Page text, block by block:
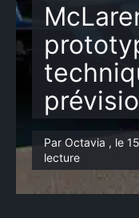
Par Octavia , le
lecture